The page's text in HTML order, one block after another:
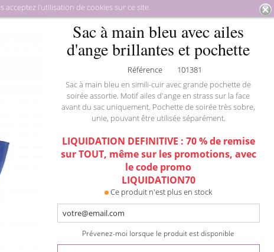
l’utilisation de cookies sur ce site.
brillantes et pochette
Sac à main bleu avec ailes
d'ange brillantes et pochette
Référence
101381
Sac à main bleu en simili-cuir avec grande pochette de
soirée assortie. Motif ailes d'ange en strass sur la face
avant du sac uniquement. Pochette de soirée très sobre,
unie, pouvant être utilisée séparément.
LIQUIDATION DEFINITIVE : 70 % de remise
sur TOUT, même sur les promotions, avec
le code promo
LIQUIDATION70
Ce produit n'est plus en stock
Prévenez-moi lorsque le produit est disponible